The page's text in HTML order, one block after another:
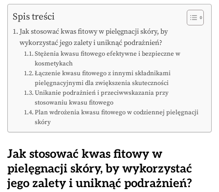
Spis treści
Jak stosować kwas fitowy w pielęgnacji skóry, by
wykorzystać jego zalety i uniknąć podrażnień?
Stężenia kwasu fitowego efektywne i bezpieczne w
kosmetykach
Łączenie kwasu fitowego z innymi składnikami
pielęgnacyjnymi dla zwiększenia skuteczności
Unikanie podrażnień i przeciwwskazania przy
stosowaniu kwasu fitowego
Plan wdrożenia kwasu fitowego w codziennej pielęgnacji
skóry
Jak stosować kwas fitowy w
pielęgnacji skóry, by wykorzystać
jego zalety i uniknąć podrażnień?